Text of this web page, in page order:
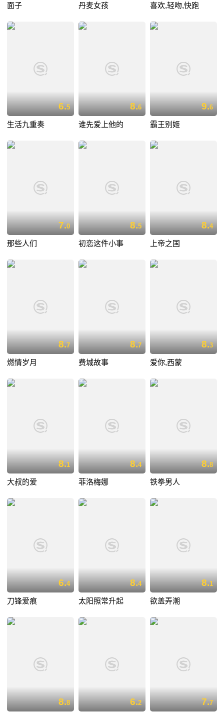
面子 丹麦女孩 喜欢,轻吻,快跑
6.5
生活九重奏
8.6
谁先爱上他的
9.6
霸王别姬
7.0
那些人们
8.5
初恋这件小事
8.4
上帝之国
8.7
燃情岁月
8.7
费城故事
8.3
爱你,西蒙
8.1
大叔的爱
8.4
菲洛梅娜
8.8
铁拳男人
6.4
刀锋爱痕
8.4
太阳照常升起
8.1
欲盖弄潮
8.8 6.2 7.7